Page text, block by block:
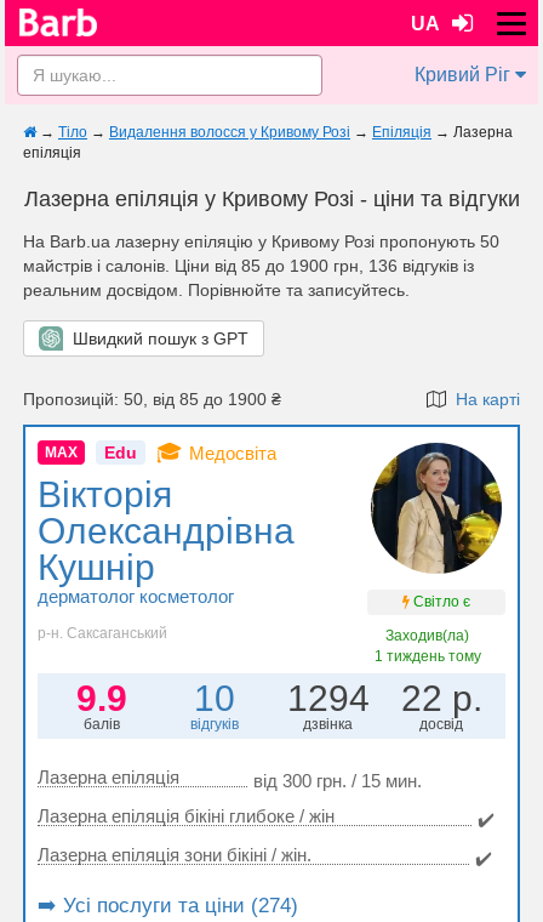
UA
Кривий Ріг
→ Тіло → Видалення волосся у Кривому Розі → Епіляція → Лазерна
епіляція
Лазерна епіляція у Кривому Розі - ціни та відгуки
На Barb.ua лазерну епіляцію у Кривому Розі пропонують 50
майстрів i салонів. Ціни від 85 до 1900 грн, 136 відгуків із
реальним досвідом. Порівнюйте та записуйтесь.
Швидкий пошук з GPT
Пропозицій: 50, від 85 до 1900 ₴ На карті
MAX Edu 🎓 Медосвіта
Вікторія
Олександрівна
Кушнір
дерматолог косметолог
Світло є
р-н. Саксаганський
Заходив(ла)
1 тиждень тому
9.9
балів
10
відгуків
1294
дзвінка
22 р.
досвід
Лазерна епіляція
від 300 грн. / 15 мин.
Лазерна епіляція бікіні глибоке / жін
✔️
Лазерна епіляція зони бікіні / жін.
✔️
➡️ Усі послуги та ціни (274)